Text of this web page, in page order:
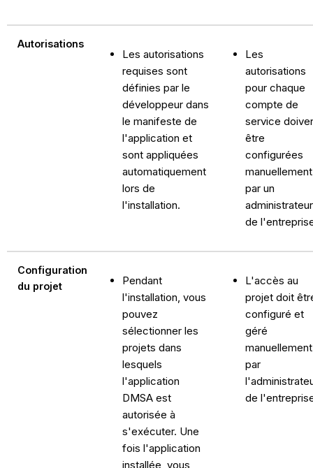
Autorisations
Les autorisations
requises sont
définies par le
développeur dans
le manifeste de
l'application et
sont appliquées
automatiquement
lors de
l'installation.
Les
autorisations
pour chaque
compte de
service
être
configurées
manuellement
par un
administrateur
de
Configuration
du projet
Pendant
l'installation, vous
pouvez
sélectionner les
projets dans
lesquels
l'application
DMSA est
autorisée à
s'exécuter. Une
fois l'application
installée, vous
L'accès au
projet doit
configuré et
géré
manuellement
par
de